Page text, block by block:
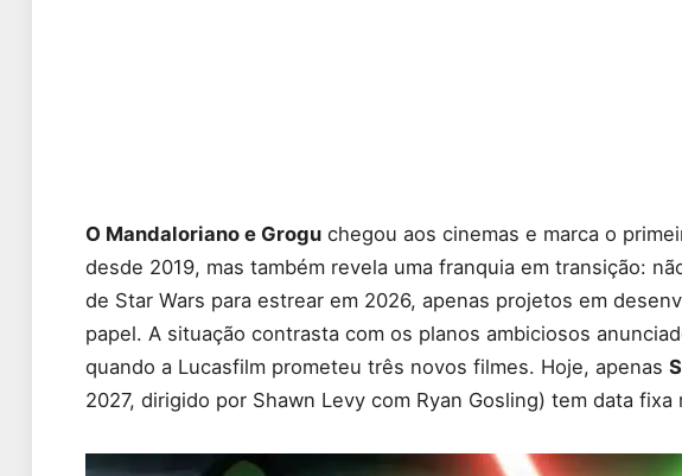
O Mandaloriano e Grogu chegou aos cinemas e marca o
desde 2019, mas também revela uma franquia em transição:
de Star Wars para estrear em 2026, apenas projetos em
papel. A situação contrasta com os planos ambiciosos
quando a Lucasfilm prometeu três novos filmes. Hoje, apenas
2027, dirigido por Shawn Levy com Ryan Gosling) tem data fixa